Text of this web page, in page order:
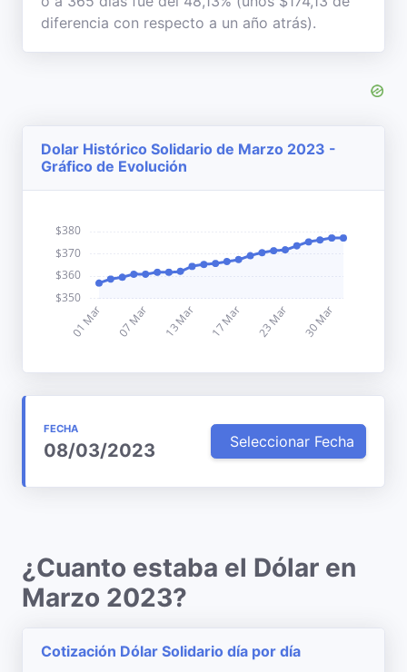
diferencia con respecto a un año atrás).
Dolar Histórico Solidario de Marzo 2023 -
Gráfico de Evolución
FECHA
08/03/2023 Seleccionar Fecha
¿Cuanto estaba el Dólar en
Marzo 2023?
Cotización Dólar Solidario día por día